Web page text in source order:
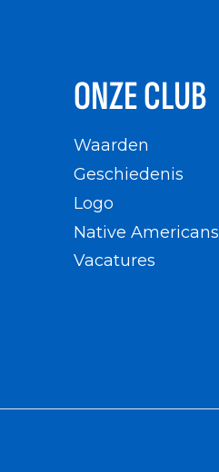
ONZE CLUB
Waarden
Geschiedenis
Logo
Native Americans
Vacatures